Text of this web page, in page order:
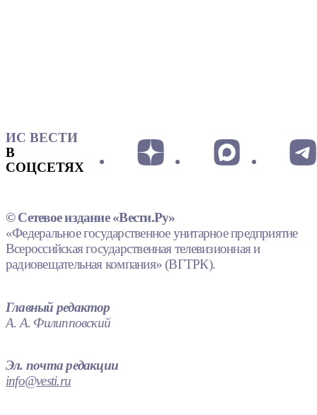
ИС ВЕСТИ
В
СОЦСЕТЯХ
© Сетевое издание «Вести.Ру»
«Федеральное государственное унитарное предприятие
Всероссийская государственная телевизионная и
радиовещательная компания» (ВГТРК).
Главный редактор
А. А. Филипповский
Эл. почта редакции
info@vesti.ru